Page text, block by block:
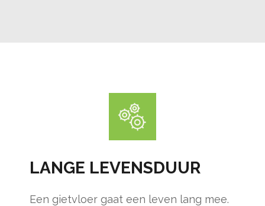
LANGE LEVENSDUUR
Een gietvloer gaat een leven lang mee.